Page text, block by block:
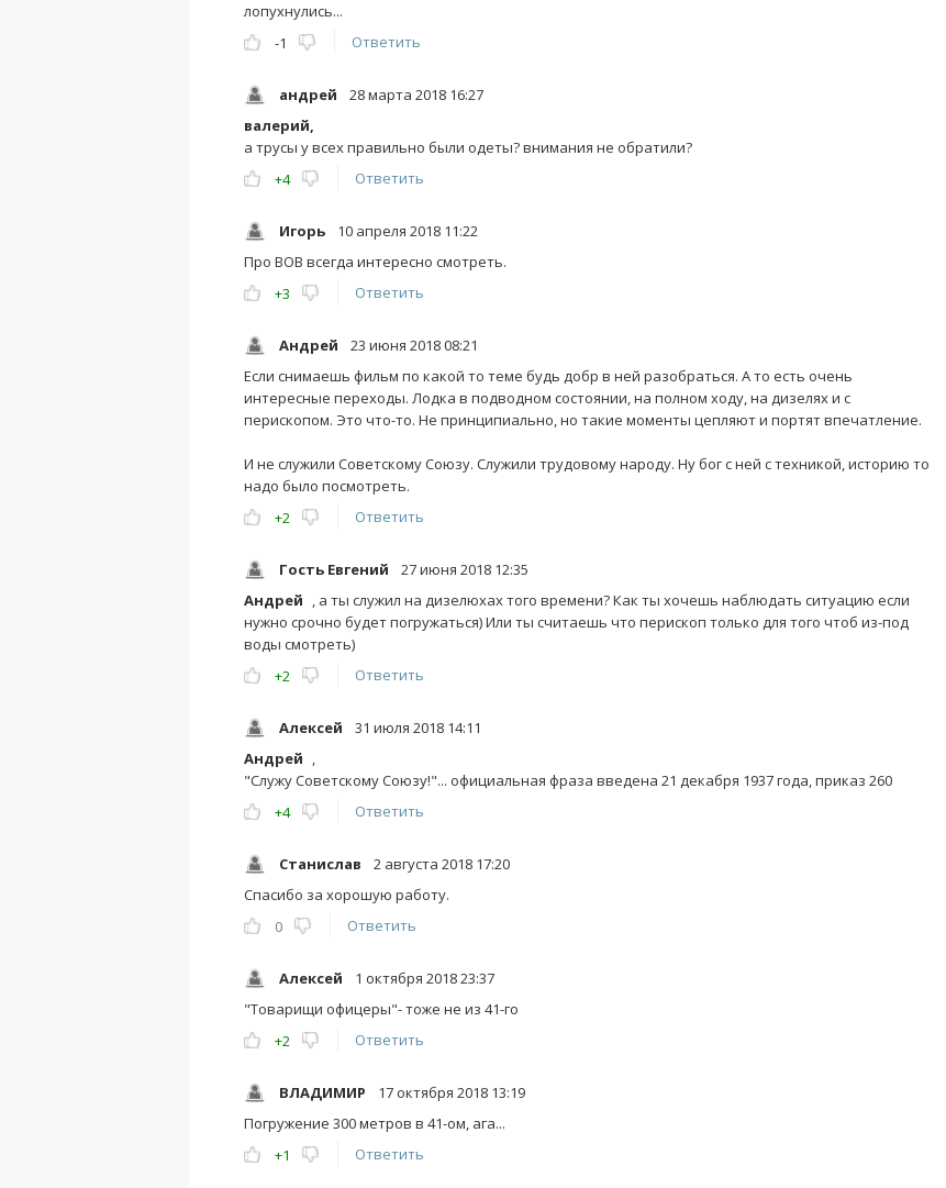
лопухнулись...
-1
Ответить
андрей
28 марта 2018 16:27
валерий,
а трусы у всех правильно были одеты? внимания не обратили?
+4
Ответить
Игорь
10 апреля 2018 11:22
Про ВОВ всегда интересно смотреть.
+3
Ответить
Андрей
23 июня 2018 08:21
Если снимаешь фильм по какой то теме будь добр в ней разобраться. А то есть очень
интересные переходы. Лодка в подводном состоянии, на полном ходу, на дизелях и с
перископом. Это что-то. Не принципиально, но такие моменты цепляют и портят впечатление.
И не служили Советскому Союзу. Служили трудовому народу. Ну бог с ней с техникой, историю то
надо было посмотреть.
+2
Ответить
Гость Евгений
27 июня 2018 12:35
Андрей , а ты служил на дизелюхах того времени? Как ты хочешь наблюдать ситуацию если
нужно срочно будет погружаться) Или ты считаешь что перископ только для того чтоб из-под
воды смотреть)
+2
Ответить
Алексей
31 июля 2018 14:11
Андрей ,
"Служу Советскому Союзу!"... официальная фраза введена 21 декабря 1937 года, приказ 260
+4
Ответить
Станислав
2 августа 2018 17:20
Спасибо за хорошую работу.
0
Ответить
Алексей
1 октября 2018 23:37
"Товарищи офицеры"- тоже не из 41-го
+2
Ответить
ВЛАДИМИР
17 октября 2018 13:19
Погружение 300 метров в 41-ом, ага...
+1
Ответить